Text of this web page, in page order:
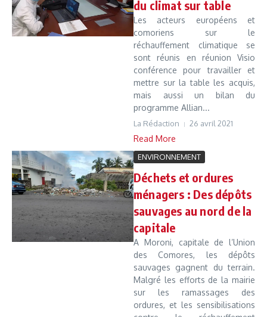
du climat sur table
Les acteurs européens et
comoriens sur le
réchauffement climatique se
sont réunis en réunion Visio
conférence pour travailler et
mettre sur la table les acquis,
mais aussi un bilan du
programme Allian...
La Rédaction 26 avril 2021
Read More
ENVIRONNEMENT
Déchets et ordures
ménagers : Des dépôts
sauvages au nord de la
capitale
A Moroni, capitale de l’Union
des Comores, les dépôts
sauvages gagnent du terrain.
Malgré les efforts de la mairie
sur les ramassages des
ordures, et les sensibilisations